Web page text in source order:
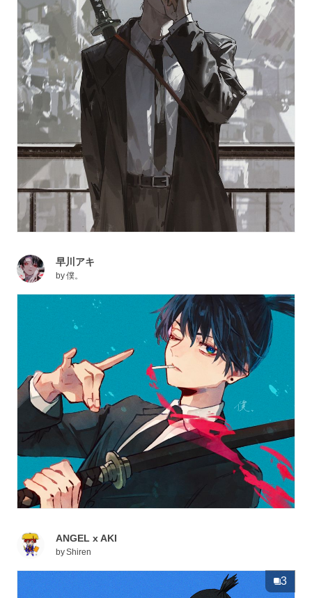
早川アキ
by僕。
ANGEL x AKI
byShiren
3